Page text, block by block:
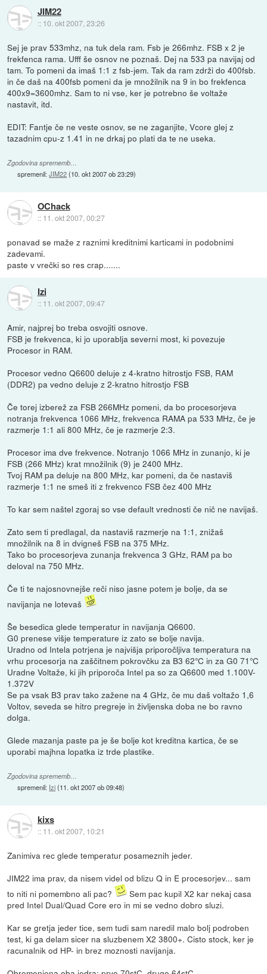
JIM22
:: 10. okt 2007, 23:26
Sej je prav 533mhz, na tuk dela ram. Fsb je 266mhz. FSB x 2 je
frekfenca rama. Ufff še osnov ne poznaš. Dej na 533 pa navijaj od
tam. To pomeni da imaš 1:1 z fsb-jem. Tak da ram zdrži do 400fsb.
in če daš na 400fsb pomeni da je množilnik na 9 in bo frekfenca
400x9=3600mhz. Sam to ni vse, ker je potrebno še voltaže
nastavit, itd.
EDIT: Fantje če ne veste osnov, se ne zaganjite, Vcore glej z
tazadnim cpu-z 1.41 in ne drkaj po plati da te ne useka.
Zgodovina sprememb…
spremenil:JIM22(10. okt 2007 ob 23:29)
OChack
:: 11. okt 2007, 00:27
ponavad se maže z raznimi kreditnimi karticami in podobnimi
zadevami.
paste v vrečki so res crap.......
Izi
:: 11. okt 2007, 09:47
Amir, najprej bo treba osvojiti osnove.
FSB je frekvenca, ki jo uporablja severni most, ki povezuje
Procesor in RAM.
Procesor vedno Q6600 deluje z 4-kratno hitrostjo FSB, RAM
(DDR2) pa vedno deluje z 2-kratno hitrostjo FSB
Če torej izberež za FSB 266MHz pomeni, da bo procesorjeva
notranja frekvenca 1066 MHz, frekvenca RAMA pa 533 MHz, če je
razmerje 1:1 ali 800 MHz, če je razmerje 2:3.
Procesor ima dve frekvence. Notranjo 1066 MHz in zunanjo, ki je
FSB (266 MHz) krat množilnik (9) je 2400 MHz.
Tvoj RAM pa deluje na 800 MHz, kar pomeni, da če nastaviš
razmerje 1:1 ne smeš iti z frekvenco FSB čez 400 MHz
To kar sem naštel zgoraj so vse default vrednosti če nič ne navijaš.
Zato sem ti predlagal, da nastaviš razmerje na 1:1, znižaš
množilnik na 8 in dvigneš FSB na 375 MHz.
Tako bo procesorjeva zunanja frekvenca 3 GHz, RAM pa bo
deloval na 750 MHz.
Če ti te najosnovnejše reči niso jasne potem je bolje, da se
navijanja ne lotevaš
Še besedica glede temperatur in navijanja Q6600.
G0 prenese višje temperature iz zato se bolje navija.
Uradno od Intela potrjena je najvišja priporočljiva temperatura na
vrhu procesorja na zaščitnem pokrovčku za B3 62°C in za G0 71°C
Uradne Voltaže, ki jih priporoča Intel pa so za Q6600 med 1.100V-
1.372V
Se pa vsak B3 prav tako zažene na 4 GHz, če mu daš voltažo 1,6
Voltov, seveda se hitro pregreje in življenska doba ne bo ravno
dolga.
Glede mazanja paste pa je še bolje kot kreditna kartica, če se
uporabi majhna lopatka iz trde plastike.
Zgodovina sprememb…
spremenil: Izi(11. okt 2007 ob 09:48)
kixs
:: 11. okt 2007, 10:21
Zanimiva rec glede temperatur posameznih jeder.
JIM22 ima prav, da nisem videl od blizu Q in E procesorjev... sam
to niti ni pomembno ali pac?
Sem pac kupil X2 kar nekaj casa
pred Intel Dual/Quad Core ero in mi se vedno dobro sluzi.
Kar se gretja jeder tice, sem tudi sam naredil malo bolj podroben
test, ki ga delam sicer na sluzbenem X2 3800+. Cisto stock, ker je
racunalnik od HP- in brez moznosti navijanja.